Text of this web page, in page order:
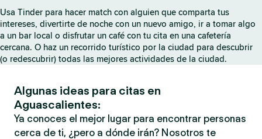
Usa Tinder para hacer match con alguien que comparta tus
intereses, divertirte de noche con un nuevo amigo, ir a tomar algo
a un bar local o disfrutar un café con tu cita en una cafetería
cercana. O haz un recorrido turístico por la ciudad para descubrir
(o redescubrir) todas las mejores actividades de la ciudad.
Algunas ideas para citas en
Aguascalientes:
Ya conoces el mejor lugar para encontrar personas
cerca de ti, ¿pero a dónde irán? Nosotros te